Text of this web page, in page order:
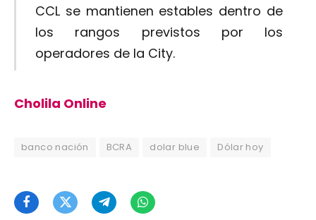
CCL se mantienen estables dentro de
los rangos previstos por los
operadores de la City.
Cholila Online
banco nación BCRA dolar blue Dólar hoy
FacebookTwitterTelegramWhatsApp